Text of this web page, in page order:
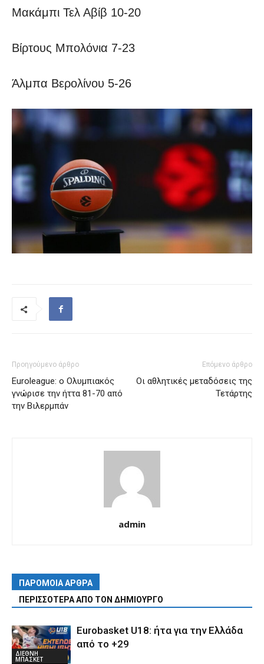
Μακάμπι Τελ Αβίβ 10-20
Βίρτους Μπολόνια 7-23
Άλμπα Βερολίνου 5-26
Προηγούμενο άρθρο
Euroleague: ο Ολυμπιακός
γνώρισε την ήττα 81-70 από
την Βιλερμπάν
Επόμενο άρθρο
Οι αθλητικές μεταδόσεις της
Τετάρτης
admin
ΠΑΡΟΜΟΙΑ ΑΡΘΡΑ
ΠΕΡΙΣΣΟΤΕΡΑ ΑΠΟ ΤΟΝ ΔΗΜΙΟΥΡΓΟ
ΔΙΕΘΝΗ
ΜΠΑΣΚΕΤ
Eurobasket U18: ήτα για την Ελλάδα
από το +29